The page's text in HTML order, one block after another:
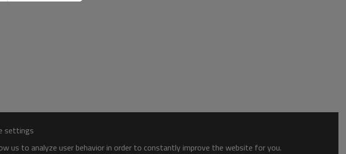
settings
us to analyze user behavior in order to constantly improve the website for you.